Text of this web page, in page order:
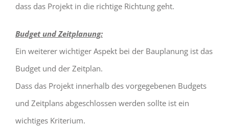
dass das Projekt in die richtige Richtung geht.
Budget und Zeitplanung:
Ein weiterer wichtiger Aspekt bei der Bauplanung ist das
Budget und der Zeitplan.
Dass das Projekt innerhalb des vorgegebenen Budgets
und Zeitplans abgeschlossen werden sollte ist ein
wichtiges Kriterium.